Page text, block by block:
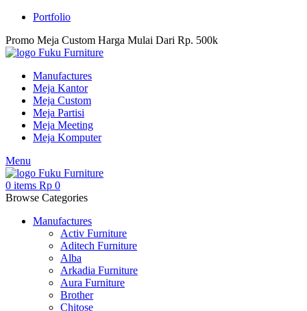
Portfolio
Promo Meja Custom Harga Mulai Dari Rp. 500k
Manufactures
Meja Kantor
Meja Custom
Meja Partisi
Meja Meeting
Meja Komputer
Menu
0 items Rp 0
Browse Categories
Manufactures
Activ Furniture
Aditech Furniture
Alba
Arkadia Furniture
Aura Furniture
Brother
Chitose